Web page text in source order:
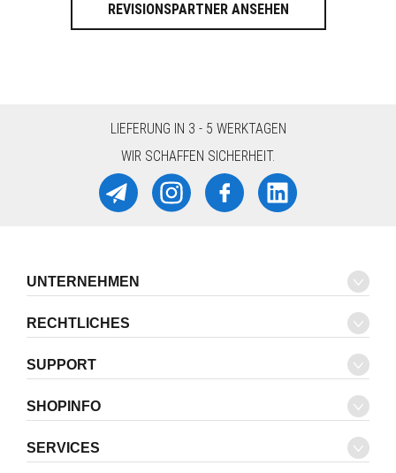
REVISIONSPARTNER ANSEHEN
LIEFERUNG IN 3 - 5 WERKTAGEN
WIR SCHAFFEN SICHERHEIT.
UNTERNEHMEN
RECHTLICHES
SUPPORT
SHOPINFO
SERVICES